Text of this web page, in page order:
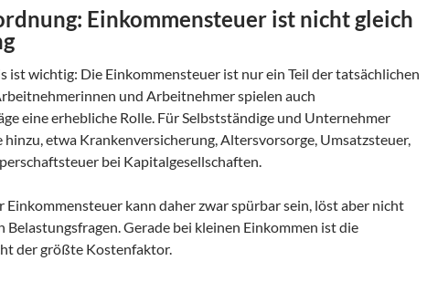
Einkommensteuer ist nicht gleich
ist wichtig: Die Einkommensteuer ist nur ein Teil der tatsächlichen
und Arbeitnehmer spielen auch
eine erhebliche Rolle. Für Selbstständige und Unternehmer
etwa Krankenversicherung, Altersvorsorge, Umsatzsteuer,
bei Kapitalgesellschaften.
Einkommensteuer kann daher zwar spürbar sein, löst aber nicht
Gerade bei kleinen Einkommen ist die
der größte Kostenfaktor.